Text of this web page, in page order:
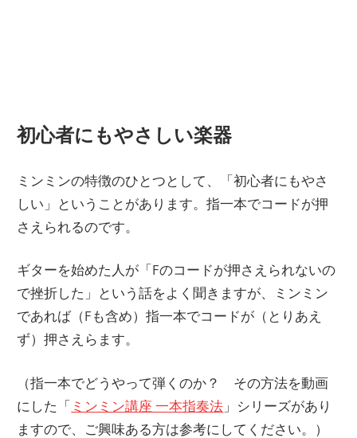
初心者にもやさしい楽器
ミンミンの特徴のひとつとして、「初心者にもやさ
しい」ということがあります。指一本でコードが押
さえられるのです。
ギターを始めた人が「Fのコードが押さえられないの
で挫折した」という話をよく聞きますが、ミンミン
であれば（Fも含め）指一本でコードが（とりあえ
ず）押さえらます。
（指一本でどうやって弾くのか？ その方法を動画
にした「 ミンミン講座 一本指奏法 」シリーズがあり
ますので、ご興味ある方は参考にしてください。）